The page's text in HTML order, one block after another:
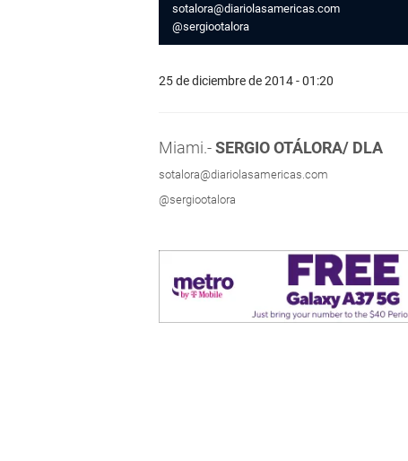
sotalora@diariolasamericas.com
@sergiootalora
25 de diciembre de 2014 - 01:20
Miami.-SERGIO OTÁLORA/ DLA
sotalora@diariolasamericas.com
@sergiootalora